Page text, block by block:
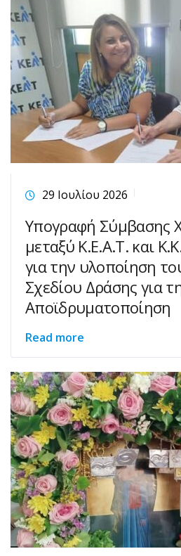
29 Ιουλίου 2026
Υπογραφή Σύμβασης
μεταξύ Κ.Ε.Α.Τ. και
για την υλοποίηση
Σχεδίου Δράσης για
Αποϊδρυματοποίηση
Read more